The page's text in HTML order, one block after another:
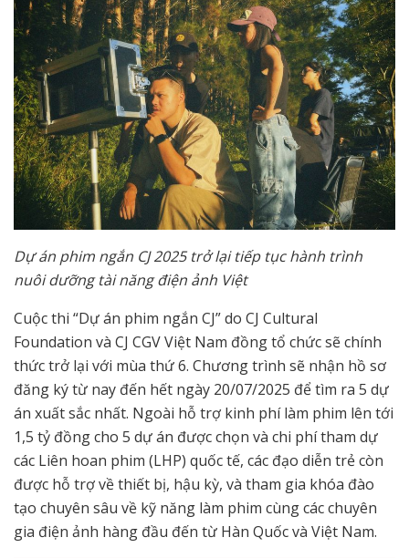
Dự án phim ngắn CJ 2025 trở lại tiếp tục hành trình
nuôi dưỡng tài năng điện ảnh Việt
Cuộc thi “Dự án phim ngắn CJ” do CJ Cultural
Foundation và CJ CGV Việt Nam đồng tổ chức sẽ chính
thức trở lại với mùa thứ 6. Chương trình sẽ nhận hồ sơ
đăng ký từ nay đến hết ngày 20/07/2025 để tìm ra 5 dự
án xuất sắc nhất. Ngoài hỗ trợ kinh phí làm phim lên tới
1,5 tỷ đồng cho 5 dự án được chọn và chi phí tham dự
các Liên hoan phim (LHP) quốc tế, các đạo diễn trẻ còn
được hỗ trợ về thiết bị, hậu kỳ, và tham gia khóa đào
tạo chuyên sâu về kỹ năng làm phim cùng các chuyên
gia điện ảnh hàng đầu đến từ Hàn Quốc và Việt Nam.